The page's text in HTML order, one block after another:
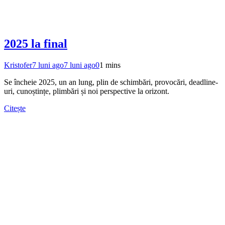
2025 la final
Kristofer7 luni ago7 luni ago01 mins
Se încheie 2025, un an lung, plin de schimbări, provocări, deadline-
uri, cunoștințe, plimbări și noi perspective la orizont.
Citește